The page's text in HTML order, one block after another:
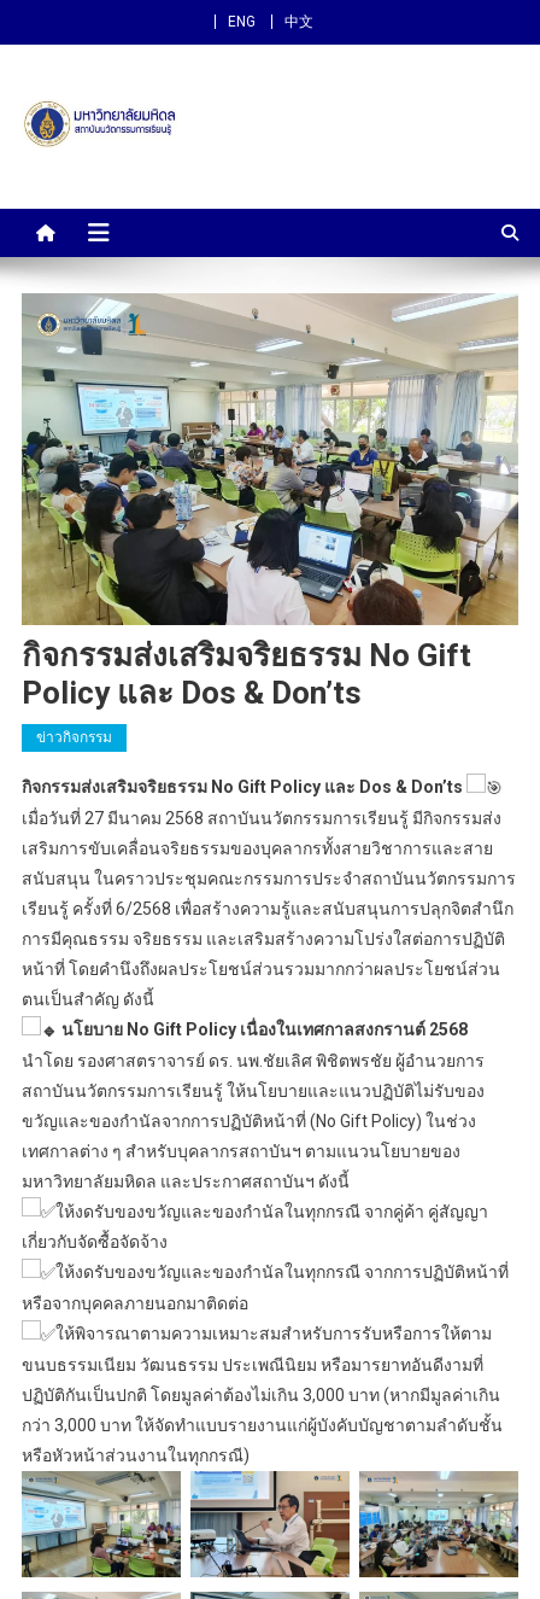
ENG 中文
สถาบันนวัตกรรมการเรียนรู้
กิจกรรมส่งเสริมจริยธรรม No Gift
Policy และ Dos & Don’ts
ข่าวกิจกรรม
กิจกรรมส่งเสริมจริยธรรม No Gift Policy และ Dos & Don’ts
เมื่อวันที่ 27 มีนาคม 2568 สถาบันนวัตกรรมการเรียนรู้ มีกิจกรรมส่ง
เสริมการขับเคลื่อนจริยธรรมของบุคลากรทั้งสายวิชาการและสาย
สนับสนุน ในคราวประชุมคณะกรรมการประจำสถาบันนวัตกรรมการ
เรียนรู้ ครั้งที่ 6/2568 เพื่อสร้างความรู้และสนับสนุนการปลุกจิตสำนึก
การมีคุณธรรม จริยธรรม และเสริมสร้างความโปร่งใสต่อการปฏิบัติ
หน้าที่ โดยคำนึงถึงผลประโยชน์ส่วนรวมมากกว่าผลประโยชน์ส่วน
ตนเป็นสำคัญ ดังนี้
นโยบาย No Gift Policy เนื่องในเทศกาลสงกรานต์ 2568
นำโดย รองศาสตราจารย์ ดร. นพ.ชัยเลิศ พิชิตพรชัย ผู้อำนวยการ
สถาบันนวัตกรรมการเรียนรู้ ให้นโยบายและแนวปฏิบัติไม่รับของ
ขวัญและของกำนัลจากการปฏิบัติหน้าที่ (No Gift Policy) ในช่วง
เทศกาลต่าง ๆ สำหรับบุคลากรสถาบันฯ ตามแนวนโยบายของ
มหาวิทยาลัยมหิดล และประกาศสถาบันฯ ดังนี้
ให้งดรับของขวัญและของกำนัลในทุกกรณี จากคู่ค้า คู่สัญญา
เกี่ยวกับจัดซื้อจัดจ้าง
ให้งดรับของขวัญและของกำนัลในทุกกรณี จากการปฏิบัติหน้าที่
หรือจากบุคคลภายนอกมาติดต่อ
ให้พิจารณาตามความเหมาะสมสำหรับการรับหรือการให้ตาม
ขนบธรรมเนียม วัฒนธรรม ประเพณีนิยม หรือมารยาทอันดีงามที่
ปฏิบัติกันเป็นปกติ โดยมูลค่าต้องไม่เกิน 3,000 บาท (หากมีมูลค่าเกิน
กว่า 3,000 บาท ให้จัดทำแบบรายงานแก่ผู้บังคับบัญชาตามลำดับชั้น
หรือหัวหน้าส่วนงานในทุกกรณี)